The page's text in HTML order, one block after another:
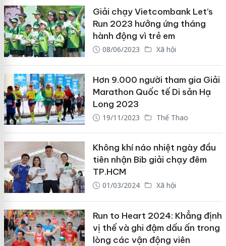
Giải chạy Vietcombank Let’s
Run 2023 hưởng ứng tháng
hành động vì trẻ em
08/06/2023 Xã hội
Hơn 9.000 người tham gia Giải
Marathon Quốc tế Di sản Hạ
Long 2023
19/11/2023 Thể Thao
Không khí náo nhiệt ngày đầu
tiên nhận Bib giải chạy đêm
TP.HCM
01/03/2024 Xã hội
Run to Heart 2024: Khẳng định
vị thế và ghi đậm dấu ấn trong
lòng các vận động viên